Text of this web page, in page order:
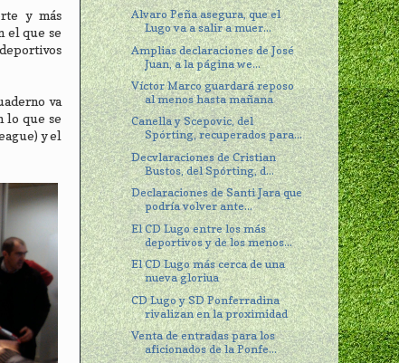
y más
el que se
va
lo que se
y el
Alvaro Peña asegura, que el
Lugo va a salir a muer...
Amplias declaraciones de José
Juan, a la página we...
Víctor Marco guardará reposo
al menos hasta mañana
Canella y Scepovic, del
Spórting, recuperados para...
Decvlaraciones de Cristian
Bustos, del Spórting, d...
Declaraciones de Santi Jara que
podría volver ante...
El CD Lugo entre los más
deportivos y de los menos...
El CD Lugo más cerca de una
nueva gloriua
CD Lugo y SD Ponferradina
rivalizan en la proximidad
Venta de entradas para los
aficionados de la Ponfe...